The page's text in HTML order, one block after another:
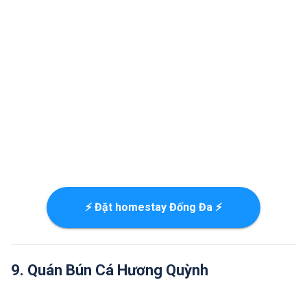
⚡ Đặt homestay Đống Đa ⚡
9. Quán Bún Cá Hương Quỳnh